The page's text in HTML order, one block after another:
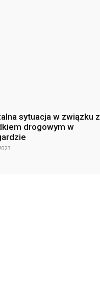
sytuacja w związku z
drogowym w